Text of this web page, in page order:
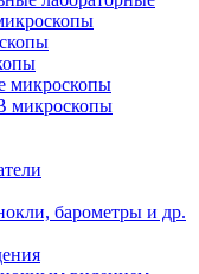
микроскопы
микроскопы
барометры и др.